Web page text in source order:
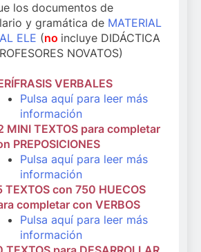
los documentos de
y gramática de MATERIAL
ELE (no incluye DIDÁCTICA
NOVATOS)
VERBALES
Pulsa aquí para leer más
información
MINI TEXTOS para completar
PREPOSICIONES
Pulsa aquí para leer más
información
TEXTOS con 750 HUECOS
completar con VERBOS
Pulsa aquí para leer más
información